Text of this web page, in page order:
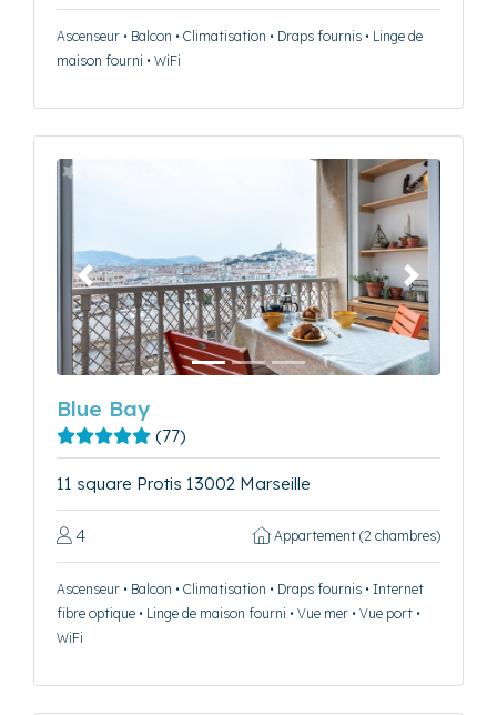
Ascenseur • Balcon • Climatisation • Draps fournis • Linge de
maison fourni • WiFi
Précédent Suivant
Blue Bay
(77)
11 square Protis 13002 Marseille
4 Appartement (2 chambres)
Ascenseur • Balcon • Climatisation • Draps fournis • Internet
fibre optique • Linge de maison fourni • Vue mer • Vue port •
WiFi